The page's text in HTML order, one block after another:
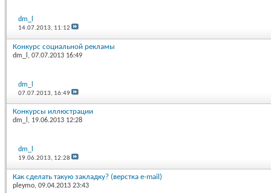
dm_l
14.07.2013, 11:12
Конкурс социальной рекламы
dm_l , 07.07.2013 16:49
dm_l
07.07.2013, 16:49
Конкурсы иллюстрации
dm_l , 19.06.2013 12:28
dm_l
19.06.2013, 12:28
Как сделать такую закладку? (верстка e-mail)
pleymo, 09.04.2013 23:43